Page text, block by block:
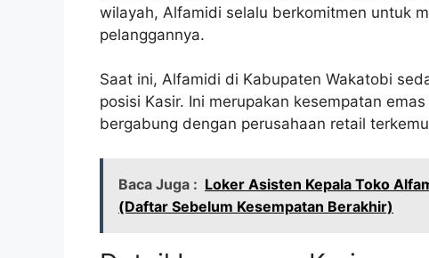
wilayah, Alfamidi selalu berkomitmen untuk
pelanggannya.
Saat ini, Alfamidi di Kabupaten Wakatobi
posisi Kasir. Ini merupakan kesempatan
bergabung dengan perusahaan retail
Baca Juga : Loker Asisten Kepala Toko
(Daftar Sebelum Kesempatan Berakhir)